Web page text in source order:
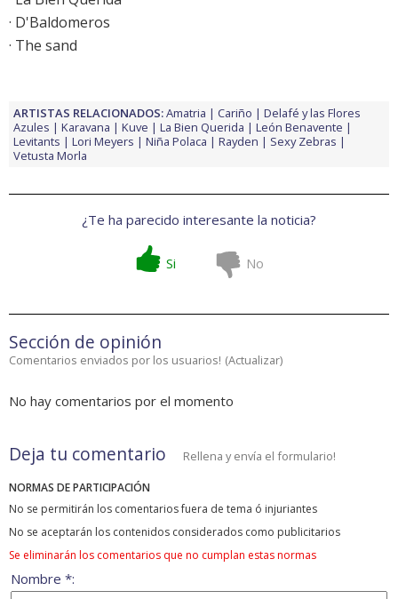
· D'Baldomeros
· The sand
ARTISTAS RELACIONADOS:Amatria Cariño
Delafé y las Flores
Azules
Karavana Kuve La Bien Querida
León Benavente
Levitants
Lori Meyers Niña Polaca Rayden
Sexy Zebras
Vetusta Morla
¿Te ha parecido interesante la noticia?
Si No
Sección de opinión
Comentarios enviados por los usuarios! (Actualizar)
No hay comentarios por el momento
Deja tu comentario Rellena y envía el formulario!
NORMAS DE PARTICIPACIÓN
No se permitirán los comentarios fuera de tema ó injuriantes
No se aceptarán los contenidos considerados como publicitarios
Se eliminarán los comentarios que no cumplan estas normas
Nombre *: